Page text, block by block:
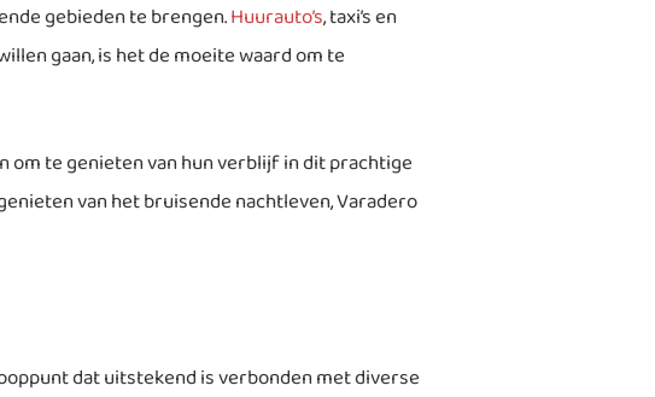
gebieden te brengen.Huurauto’s, taxi’s en
gaan, is het de moeite waard om te
te genieten van hun verblijf in dit prachtige
van het bruisende nachtleven, Varadero
dat uitstekend is verbonden met diverse